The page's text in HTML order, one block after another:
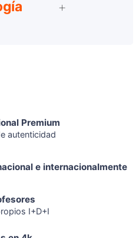
Premium
autenticidad
e internacionalmente
I+D+I